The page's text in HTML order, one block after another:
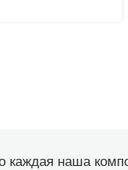
каждая наша